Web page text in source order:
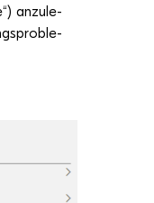
“) anzu­le­